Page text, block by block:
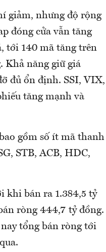
giảm, nhưng độ rộng
đóng cửa vẫn tăng
tới 140 mã tăng trên
Khả năng giữ giá
đủ ổn định. SSI, VIX,
tăng mạnh và
gồm số ít mã thanh
STB, ACB, HDC,
khi bán ra 1.384,5 tỷ
ròng 444,7 tỷ đồng.
tổng bán ròng tới